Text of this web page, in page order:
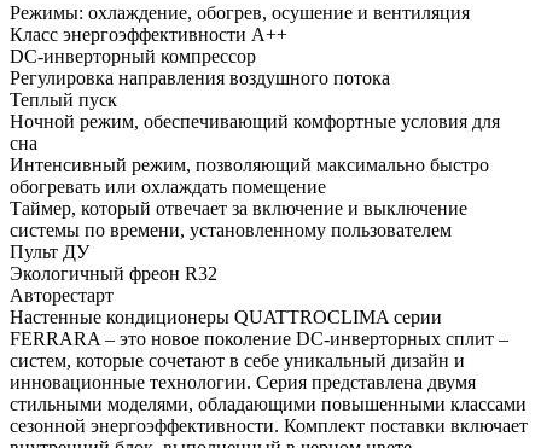
Режимы: охлаждение, обогрев, осушение и вентиляция
Класс энергоэффективности А++
DC-инверторный компрессор
Регулировка направления воздушного потока
Теплый пуск
Ночной режим, обеспечивающий комфортные условия для
сна
Интенсивный режим, позволяющий максимально быстро
обогревать или охлаждать помещение
Таймер, который отвечает за включение и выключение
системы по времени, установленному пользователем
Пульт ДУ
Экологичный фреон R32
Авторестарт
Настенные кондиционеры QUATTROCLIMA серии
FERRARA – это новое поколение DC-инверторных сплит –
систем, которые сочетают в себе уникальный дизайн и
инновационные технологии. Серия представлена двумя
стильными моделями, обладающими повышенными классами
сезонной энергоэффективности. Комплект поставки включает